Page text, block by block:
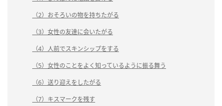
（2）おそろいの物を持ちたがる
（3）女性の友達に会いたがる
（4）人前でスキンシップをする
（5）女性のことをよく知っているように振る舞う
（6）送り迎えをしたがる
（7）キスマークを残す